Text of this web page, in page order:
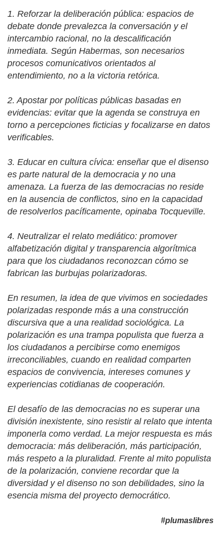
1. Reforzar la deliberación pública: espacios de
debate donde prevalezca la conversación y el
intercambio racional, no la descalificación
inmediata. Según Habermas, son necesarios
procesos comunicativos orientados al
entendimiento, no a la victoria retórica.
2. Apostar por políticas públicas basadas en
evidencias: evitar que la agenda se construya en
torno a percepciones ficticias y focalizarse en datos
verificables.
3. Educar en cultura cívica: enseñar que el disenso
es parte natural de la democracia y no una
amenaza. La fuerza de las democracias no reside
en la ausencia de conflictos, sino en la capacidad
de resolverlos pacíficamente, opinaba Tocqueville.
4. Neutralizar el relato mediático: promover
alfabetización digital y transparencia algorítmica
para que los ciudadanos reconozcan cómo se
fabrican las burbujas polarizadoras.
En resumen, la idea de que vivimos en sociedades
polarizadas responde más a una construcción
discursiva que a una realidad sociológica. La
polarización es una trampa populista que fuerza a
los ciudadanos a percibirse como enemigos
irreconciliables, cuando en realidad comparten
espacios de convivencia, intereses comunes y
experiencias cotidianas de cooperación.
El desafío de las democracias no es superar una
división inexistente, sino resistir al relato que intenta
imponerla como verdad. La mejor respuesta es más
democracia: más deliberación, más participación,
más respeto a la pluralidad. Frente al mito populista
de la polarización, conviene recordar que la
diversidad y el disenso no son debilidades, sino la
esencia misma del proyecto democrático.
#plumaslibres